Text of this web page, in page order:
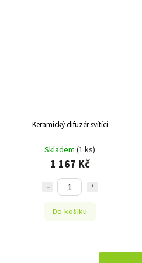
Keramický difuzér svítící
Skladem (1 ks)
1 167 Kč
Do košíku